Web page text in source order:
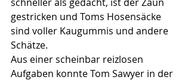
gestricken und Toms Hosensäcke
sind voller Kaugummis und andere
Schätze.
Aus einer scheinbar reizlosen
Aufgaben konnte Tom Sawyer in der